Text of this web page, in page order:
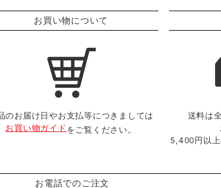
お買い物について
のお届け日やお支払等につきましては
お買い物ガイドをご覧ください。
送料は
5,400円以
お電話でのご注文